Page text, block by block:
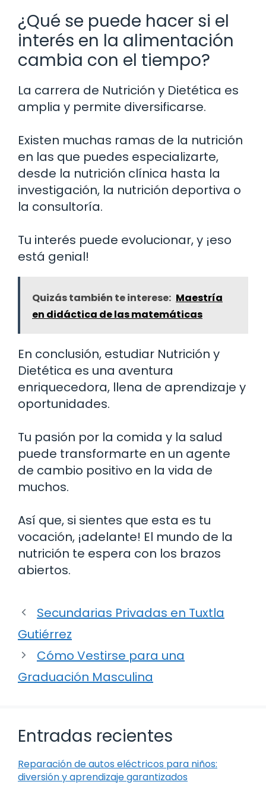
¿Qué se puede hacer si el
interés en la alimentación
cambia con el tiempo?
La carrera de Nutrición y Dietética es
amplia y permite diversificarse.
Existen muchas ramas de la nutrición
en las que puedes especializarte,
desde la nutrición clínica hasta la
investigación, la nutrición deportiva o
la consultoría.
Tu interés puede evolucionar, y ¡eso
está genial!
Quizás también te interese: Maestría
en didáctica de las matemáticas
En conclusión, estudiar Nutrición y
Dietética es una aventura
enriquecedora, llena de aprendizaje y
oportunidades.
Tu pasión por la comida y la salud
puede transformarte en un agente
de cambio positivo en la vida de
muchos.
Así que, si sientes que esta es tu
vocación, ¡adelante! El mundo de la
nutrición te espera con los brazos
abiertos.
Secundarias Privadas en Tuxtla
Gutiérrez
Cómo Vestirse para una
Graduación Masculina
Entradas recientes
Reparación de autos eléctricos para niños:
diversión y aprendizaje garantizados